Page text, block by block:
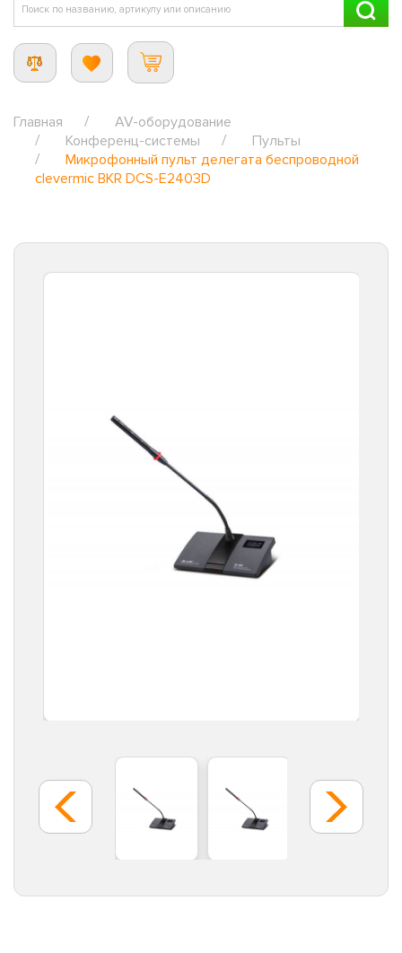
Главная
AV-оборудование
Конференц-системы
Пульты
Микрофонный пульт делегата беспроводной
clevermic BKR DCS-E2403D